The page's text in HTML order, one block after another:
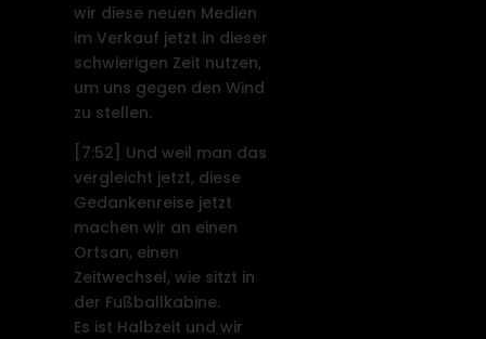
wir diese neuen Medien
im Verkauf jetzt in dieser
schwierigen Zeit nutzen,
um uns gegen den Wind
zu stellen.
[7:52]
Und weil man das
vergleicht jetzt, diese
Gedankenreise jetzt
machen wir an einen
Ortsan, einen
Zeitwechsel, wie sitzt in
der Fußballkabine.
Es ist Halbzeit und wir